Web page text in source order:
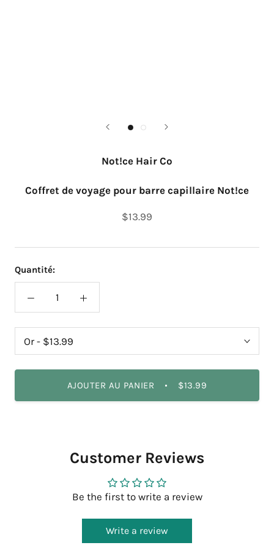
Not!ce Hair Co
Coffret de voyage pour barre capillaire Not!ce
$13.99
Quantité:
AJOUTER AU PANIER $13.99
Customer Reviews
Be the first to write a review
Write a review